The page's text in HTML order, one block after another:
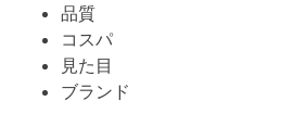
品質
コスパ
見た目
ブランド